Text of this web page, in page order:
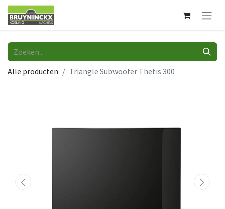
Alle producten Triangle Subwoofer Thetis 300